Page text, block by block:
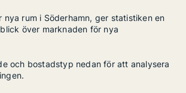
nya rum i Söderhamn, ger statistiken en
över marknaden för nya
och bostadstyp nedan för att analysera